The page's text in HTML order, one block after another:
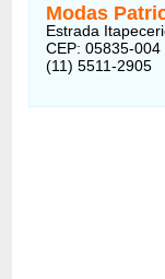
Modas
Estrada
CEP: 05835-004
(11) 5511-2905